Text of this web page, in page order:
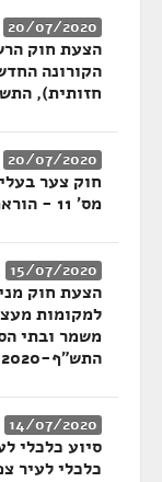
20/07/2020
הצעת חוק
הקורונה
חזותית),
20/07/2020
חוק צער
מס' 11 - הוראת שעה), התש"ף–2020
15/07/2020
הצעת חוק
למקומות
משמר ובתי
התש"ף-2020
14/07/2020
סיוע כלכלי
כלכלי לעיר